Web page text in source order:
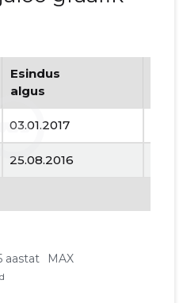
Esindus
algus
03.01.2017
25.08.2016
aastat MAX